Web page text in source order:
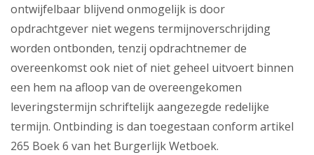
ontwijfelbaar blijvend onmogelijk is door
opdrachtgever niet wegens termijnoverschrijding
worden ontbonden, tenzij opdrachtnemer de
overeenkomst ook niet of niet geheel uitvoert binnen
een hem na afloop van de overeengekomen
leveringstermijn schriftelijk aangezegde redelijke
termijn. Ontbinding is dan toegestaan conform artikel
265 Boek 6 van het Burgerlijk Wetboek.